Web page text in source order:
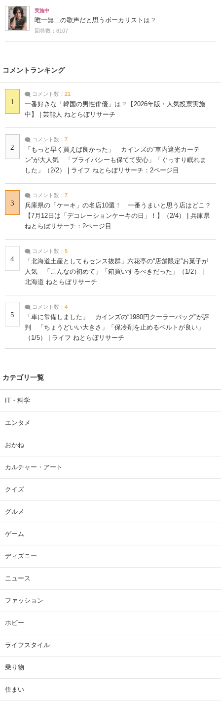
実施中
唯一無二の歌声だと思うボーカリストは？
回答数：8107
コメントランキング
1
コメント数： 21
一番好きな「韓国の男性俳優」は？【2026年版・人気投票実施
中】 | 芸能人 ねとらぼリサーチ
2
コメント数： 7
「もっと早く買えば良かった」 カインズの“車内遮光カーテ
ン”が大人気 「プライバシーも保てて安心」「ぐっすり眠れま
した」（2/2） | ライフ ねとらぼリサーチ：2ページ目
3
コメント数： 7
兵庫県の「ケーキ」の名店10選！ 一番うまいと思う店はどこ？
【7月12日は「デコレーションケーキの日」！】（2/4） | 兵庫県
ねとらぼリサーチ：2ページ目
4
コメント数： 5
「北海道土産としてもセンス抜群」六花亭の“店舗限定”お菓子が
人気 「こんなの初めて」「箱買いするべきだった」（1/2） |
北海道 ねとらぼリサーチ
5
コメント数： 4
「車に常備しました」 カインズの“1980円クーラーバッグ”が評
判 「ちょうどいい大きさ」「保冷剤を止めるベルトが良い」
（1/5） | ライフ ねとらぼリサーチ
カテゴリ一覧
IT・科学
エンタメ
おかね
カルチャー・アート
クイズ
グルメ
ゲーム
ディズニー
ニュース
ファッション
ホビー
ライフスタイル
乗り物
住まい